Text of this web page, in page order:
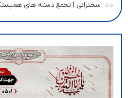
سخنرانی | تجمع دسته های